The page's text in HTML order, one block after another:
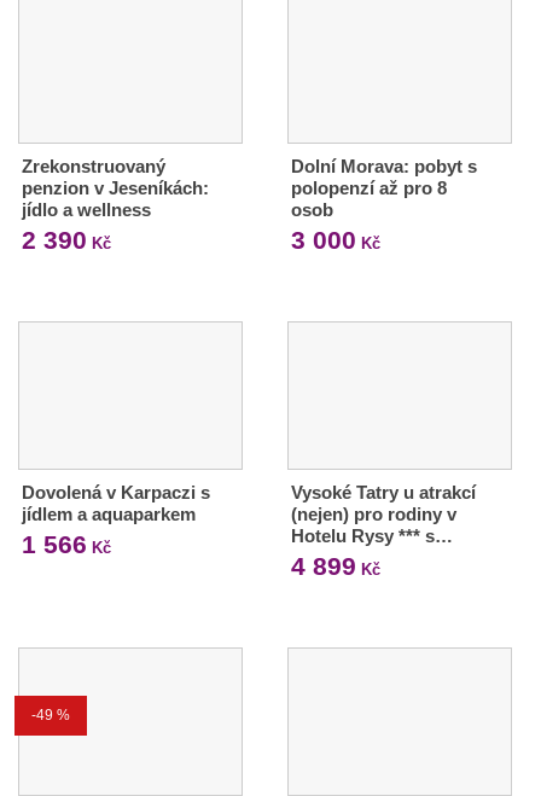
Zrekonstruovaný
penzion v Jeseníkách:
jídlo a wellness
2 390 Kč
Dolní Morava: pobyt s
polopenzí až pro 8
osob
3 000 Kč
Dovolená v Karpaczi s
jídlem a aquaparkem
1 566 Kč
Vysoké Tatry u atrakcí
(nejen) pro rodiny v
Hotelu Rysy *** s…
4 899 Kč
-49 %